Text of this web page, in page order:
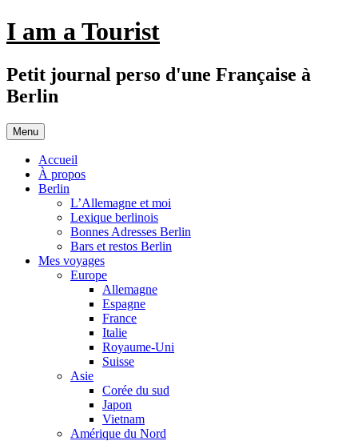
Aller
au
I am a Tourist
Petit journal perso d'une Française à
Berlin
Menu
Accueil
À propos
Berlin
L’Allemagne et moi
Lexique berlinois
Bonnes Adresses Berlin
Bars et restos Berlin
Mes voyages
Europe
Allemagne
Espagne
France
Italie
Royaume-Uni
Suisse
Asie
Corée du sud
Japon
Vietnam
Amérique du Nord